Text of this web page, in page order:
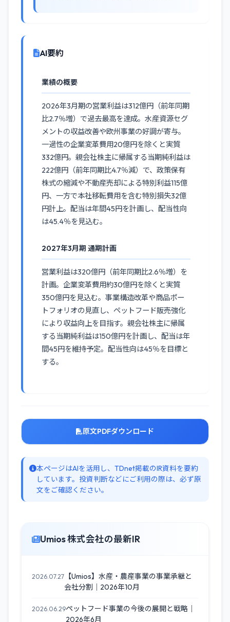
AI要約
業績の概要
2026年3月期の営業利益は312億円（前年同期
比2.7％増）で過去最高を達成。水産資源セグ
メントの収益改善や欧州事業の好調が寄与。
一過性の企業変革費用20億円を除くと実質
332億円。親会社株主に帰属する当期純利益は
222億円（前年同期比4.7％減）で、政策保有
株式の縮減や不動産売却による特別利益115億
円、一方で本社移転費用を含む特別損失32億
円計上。配当は年間45円を計画し、配当性向
は45.4％を見込む。
2027年3月期 通期計画
営業利益は320億円（前年同期比2.6％増）を
計画。企業変革費用約30億円を除くと実質
350億円を見込む。事業構造改革や商品ポー
トフォリオの見直し、ペットフード販売強化
により収益向上を目指す。親会社株主に帰属
する当期純利益は150億円を計画し、配当は年
間45円を維持予定。配当性向は45％を目標と
する。
原文PDFダウンロード
本ページはAIを活用し、TDnet掲載のIR資料を要約
しています。投資判断などにご利用の際は、必ず原
文をご確認ください。
Umios 株式会社の最新IR
2026.07.27 【Umios】水産・農産事業の事業承継と
会社分割｜2026年10月
2026.06.29ペットフード事業の今後の展開と戦略｜
2026年6月